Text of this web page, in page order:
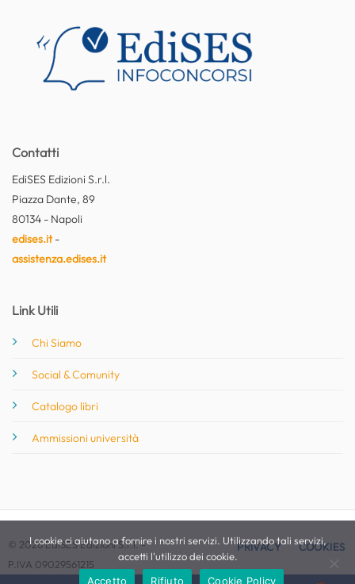
Contatti
EdiSES Edizioni S.r.l.
Piazza Dante, 89
80134 - Napoli
edises.it-
assistenza.edises.it
Link Utili
Chi Siamo
Social & Comunity
Catalogo libri
Ammissioni università
© 2026 EdiSES Edizioni S.r.l. -
P.IVA 09029561215
PRIVACY COOKIES
I cookie ci aiutano a fornire i nostri servizi. Utilizzando tali servizi,
accetti l'utilizzo dei cookie.
Accetto
Rifiuto Cookie Policy